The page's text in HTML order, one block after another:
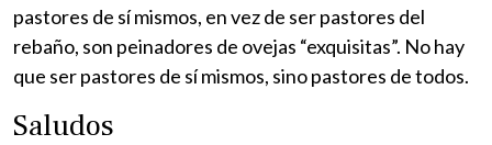
pastores de sí mismos, en vez de ser pastores del
rebaño, son peinadores de ovejas “exquisitas”. No hay
que ser pastores de sí mismos, sino pastores de todos.
Saludos